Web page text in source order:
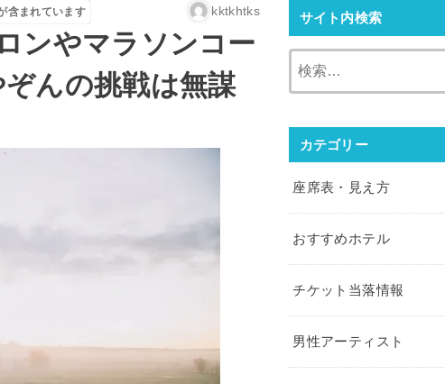
含まれています kktkhtks
ンやマラソンコー
んの挑戦は無謀
サイト内検索
カテゴリー
座席表・見え方
おすすめホテル
チケット当落情報
男性アーティスト